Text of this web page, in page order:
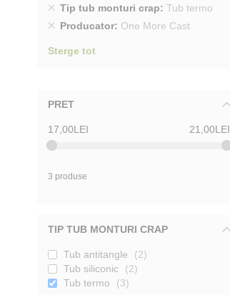
Tip tub monturi crap
Tub termo
Sterge
produs
Producator One More Cast
Sterge
Sterge tot
PRET
17,00LEI 21,00LEI
3 produse
TIP TUB MONTURI CRAP
Tub antitangle
2
Tub siliconic
2
Tub termo
3